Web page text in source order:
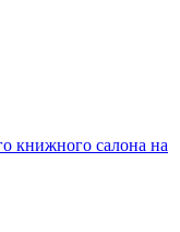
книжного салона на